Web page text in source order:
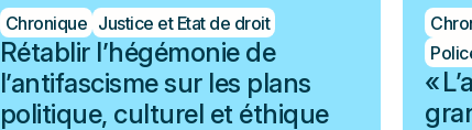
Chronique Justice et Etat de droit
Rétablir l’hégémonie de
l’antifascisme sur les plans
politique, culturel et éthique
«